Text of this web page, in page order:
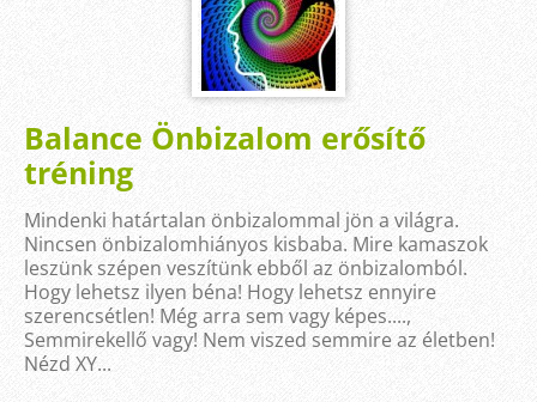
Balance Önbizalom erősítő
tréning
Mindenki határtalan önbizalommal jön a világra.
Nincsen önbizalomhiányos kisbaba. Mire kamaszok
leszünk szépen veszítünk ebből az önbizalomból.
Hogy lehetsz ilyen béna! Hogy lehetsz ennyire
szerencsétlen! Még arra sem vagy képes....,
Semmirekellő vagy! Nem viszed semmire az életben!
Nézd XY...